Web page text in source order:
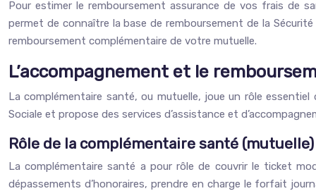
Pour estimer le remboursement assurance de vos frais de
permet de connaître la base de remboursement de la
remboursement complémentaire de votre mutuelle.
L’accompagnement et le
La complémentaire santé, ou mutuelle, joue un rôle
Sociale et propose des services d’assistance et
Rôle de la complémentaire santé (mutuelle)
La complémentaire santé a pour rôle de couvrir le ticket
dépassements d’honoraires, prendre en charge le forfait